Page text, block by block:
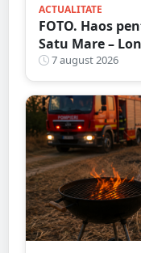
ACTUALITATE
FOTO. Haos
Satu Mare –
nouă
7 august 2026